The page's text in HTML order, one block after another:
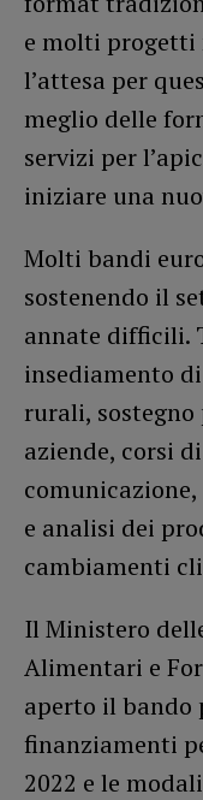
e molti progetti
l’attesa per
meglio delle
servizi per
iniziare una
Molti bandi
sostenendo il
annate difficili.
insediamento
rurali, sostegno
aziende, corsi
e analisi dei
cambiamenti
Il Ministero
Alimentari e
aperto il bando
finanziamenti
2022 e le